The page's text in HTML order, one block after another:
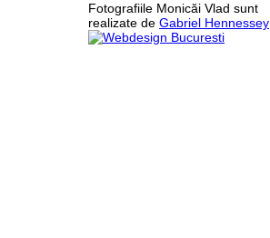
Fotografiile Monicăi Vlad sunt
realizate de Gabriel Hennessey